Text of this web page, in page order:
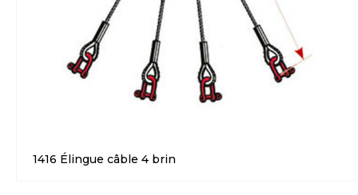
1416 Élingue câble 4 brin